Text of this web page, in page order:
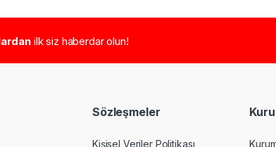
ilk siz haberdar olun!
Sözleşmeler
Kişisel Veriler Politikası